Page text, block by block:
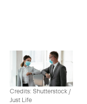
Credits: Shutterstock /
Just Life